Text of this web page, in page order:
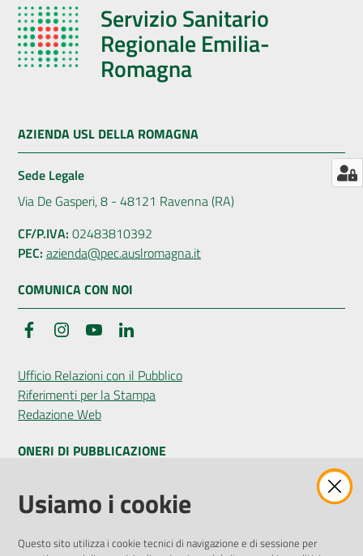
Servizio Sanitario
Regionale Emilia-
Romagna
AZIENDA USL DELLA ROMAGNA
Sede Legale
Via De Gasperi, 8 - 48121 Ravenna (RA)
CF/P.IVA: 02483810392
PEC: azienda@pec.auslromagna.it
COMUNICA CON NOI
FacebookInstagramYouTube
Ufficio Relazioni con il Pubblico
Riferimenti per la Stampa
Redazione Web
ONERI DI PUBBLICAZIONE
Amministrazione Trasparente
Pubblicità legale
Privacy Policy
Usiamo i cookie
Questo sito utilizza i cookie tecnici di navigazione e di sessione per